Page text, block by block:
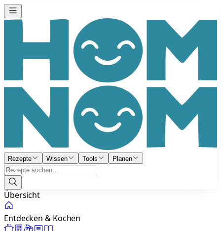
Rezepte Wissen Tools Planen
Übersicht
Entdecken & Kochen